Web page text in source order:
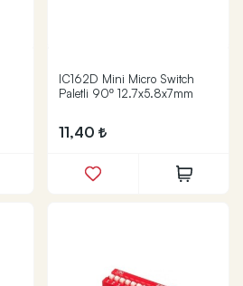
IC162D Mini Micro Switch
Paletli 90º 12.7x5.8x7mm
11,40